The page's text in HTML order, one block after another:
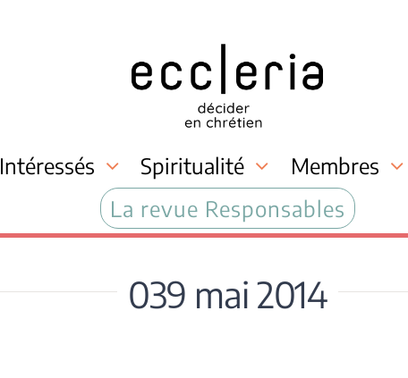
Intéressés Spiritualité Membres
La revue Responsables
039 mai 2014